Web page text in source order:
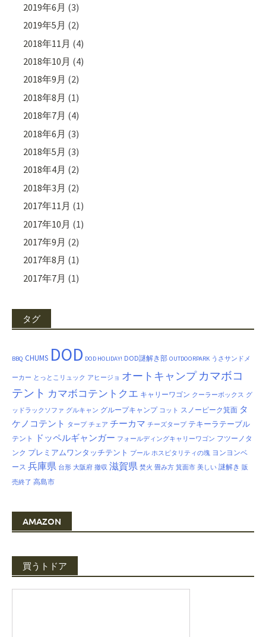
2019年6月 (3)
2019年5月 (2)
2018年11月 (4)
2018年10月 (4)
2018年9月 (2)
2018年8月 (1)
2018年7月 (4)
2018年6月 (3)
2018年5月 (3)
2018年4月 (2)
2018年3月 (2)
2017年11月 (1)
2017年10月 (1)
2017年9月 (2)
2017年8月 (1)
2017年7月 (1)
タグ
BBQ CHUMS DOD DOD HOLIDAY! DOD謎解き部 OUTDOORPARK うさサンドメ
ーカー とっとこリュック アヒージョ オートキャンプ カマボコ
テント カマボコテントクエ キャリーワゴン クーラーボックス グ
ッドラックソファ グルキャン グループキャンプ コット スノーピーク箕面 タ
ケノコテント タープ チェア チーカマ チーズタープ テキーラテーブル
テント ドッペルギャンガー フォールディングキャリーワゴン フツーノタ
ンク プレミアムワンタッチテント プール ホスピタリティの塊 ヨンヨンベ
ース 兵庫県 台形 大阪府 撤収 滋賀県 焚火 畳み方 箕面市 美しい 謎解き 販
売終了 高島市
AMAZON
買うトドア